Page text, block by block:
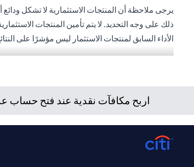
يرجى ملاحظة أن المنتجات الاستثمارية لا تشكل
ذلك على وجه التحديد. لا يتم تأمين المنتجات
الأداء السابق لمنتجات الاستثمار ليس مؤشرًا على
للأشخاص الأمريكيين. تخضع جميع الطلبات المتعلقة
بتعاملاته الاستثمارية نتيجة هذا التغيير،
للعميل بشأن القوانين المطبقة على معاملاته. لا
اربح مكافآت نقدية عند فتح حساب